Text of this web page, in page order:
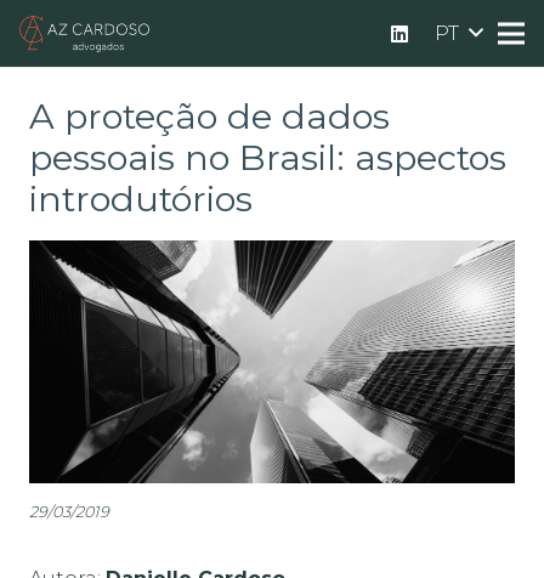
PT
A proteção de dados
pessoais no Brasil: aspectos
introdutórios
29/03/2019